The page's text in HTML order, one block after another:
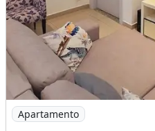
Imagem: Edifício Jardins
Apartamento